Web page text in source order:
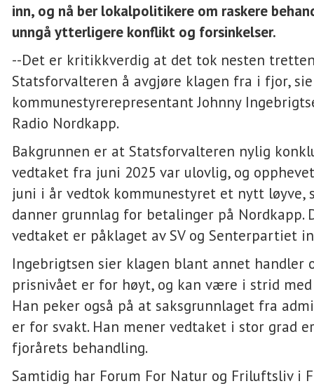
inn, og nå ber lokalpolitikere om raskere
unngå ytterligere konflikt og forsinkelser.
--Det er kritikkverdig at det tok nesten
Statsforvalteren å avgjøre klagen fra i fjor,
kommunestyrerepresentant Johnny
Radio Nordkapp.
Bakgrunnen er at Statsforvalteren nylig
vedtaket fra juni 2025 var ulovlig, og
juni i år vedtok kommunestyret et nytt løyve,
danner grunnlag for betalinger på Nordkapp.
vedtaket er påklaget av SV og Senterpartiet
Ingebrigtsen sier klagen blant annet handler
prisnivået er for høyt, og kan være i strid
Han peker også på at saksgrunnlaget fra
er for svakt. Han mener vedtaket i stor grad
fjorårets behandling.
Samtidig har Forum For Natur og Friluftsliv i